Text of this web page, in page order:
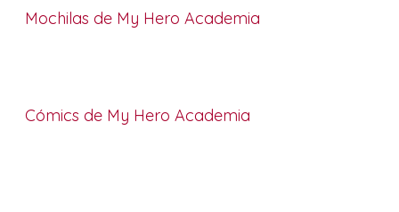
Mochilas de My Hero Academia
Cómics de My Hero Academia